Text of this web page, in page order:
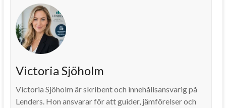
Victoria Sjöholm
Victoria Sjöholm är skribent och innehållsansvarig på
Lenders. Hon ansvarar för att guider, jämförelser och